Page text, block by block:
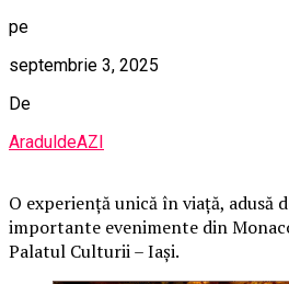
pe
septembrie 3, 2025
De
AraduldeAZI
O experiență unică în viață, adusă
importante evenimente din
Palatul Culturii – Iași.